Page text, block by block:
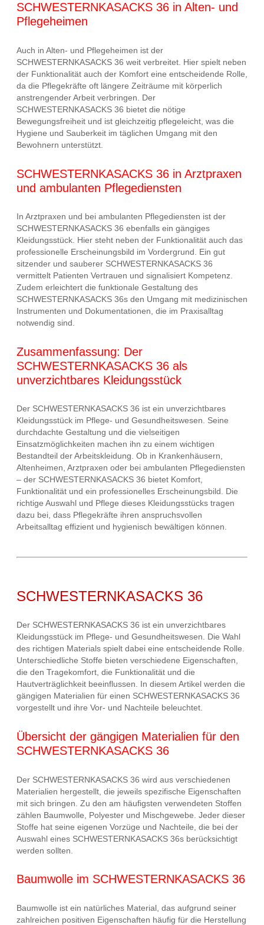
SCHWESTERNKASACKS 36 in Alten- und
Pflegeheimen
Auch in Alten- und Pflegeheimen ist der
SCHWESTERNKASACKS 36 weit verbreitet. Hier spielt neben
der Funktionalität auch der Komfort eine entscheidende Rolle,
da die Pflegekräfte oft längere Zeiträume mit körperlich
anstrengender Arbeit verbringen. Der
SCHWESTERNKASACKS 36 bietet die nötige
Bewegungsfreiheit und ist gleichzeitig pflegeleicht, was die
Hygiene und Sauberkeit im täglichen Umgang mit den
Bewohnern unterstützt.
SCHWESTERNKASACKS 36 in Arztpraxen
und ambulanten Pflegediensten
In Arztpraxen und bei ambulanten Pflegediensten ist der
SCHWESTERNKASACKS 36 ebenfalls ein gängiges
Kleidungsstück. Hier steht neben der Funktionalität auch das
professionelle Erscheinungsbild im Vordergrund. Ein gut
sitzender und sauberer SCHWESTERNKASACKS 36
vermittelt Patienten Vertrauen und signalisiert Kompetenz.
Zudem erleichtert die funktionale Gestaltung des
SCHWESTERNKASACKS 36s den Umgang mit medizinischen
Instrumenten und Dokumentationen, die im Praxisalltag
notwendig sind.
Zusammenfassung: Der
SCHWESTERNKASACKS 36 als
unverzichtbares Kleidungsstück
Der SCHWESTERNKASACKS 36 ist ein unverzichtbares
Kleidungsstück im Pflege- und Gesundheitswesen. Seine
durchdachte Gestaltung und die vielseitigen
Einsatzmöglichkeiten machen ihn zu einem wichtigen
Bestandteil der Arbeitskleidung. Ob in Krankenhäusern,
Altenheimen, Arztpraxen oder bei ambulanten Pflegediensten
– der SCHWESTERNKASACKS 36 bietet Komfort,
Funktionalität und ein professionelles Erscheinungsbild. Die
richtige Auswahl und Pflege dieses Kleidungsstücks tragen
dazu bei, dass Pflegekräfte ihren anspruchsvollen
Arbeitsalltag effizient und hygienisch bewältigen können.
SCHWESTERNKASACKS 36
Der SCHWESTERNKASACKS 36 ist ein unverzichtbares
Kleidungsstück im Pflege- und Gesundheitswesen. Die Wahl
des richtigen Materials spielt dabei eine entscheidende Rolle.
Unterschiedliche Stoffe bieten verschiedene Eigenschaften,
die den Tragekomfort, die Funktionalität und die
Hautverträglichkeit beeinflussen. In diesem Artikel werden die
gängigen Materialien für einen SCHWESTERNKASACKS 36
vorgestellt und ihre Vor- und Nachteile beleuchtet.
Übersicht der gängigen Materialien für den
SCHWESTERNKASACKS 36
Der SCHWESTERNKASACKS 36 wird aus verschiedenen
Materialien hergestellt, die jeweils spezifische Eigenschaften
mit sich bringen. Zu den am häufigsten verwendeten Stoffen
zählen Baumwolle, Polyester und Mischgewebe. Jeder dieser
Stoffe hat seine eigenen Vorzüge und Nachteile, die bei der
Auswahl eines SCHWESTERNKASACKS 36s berücksichtigt
werden sollten.
Baumwolle im SCHWESTERNKASACKS 36
Baumwolle ist ein natürliches Material, das aufgrund seiner
zahlreichen positiven Eigenschaften häufig für die Herstellung